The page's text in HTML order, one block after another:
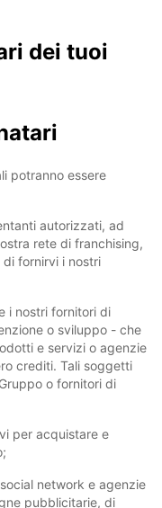
dei tuoi
potranno essere
autorizzati, ad
rete di franchising,
fornirvi i nostri
i nostri fornitori di
o sviluppo - che
e servizi o agenzie
crediti. Tali soggetti
o fornitori di
per acquistare e
network e agenzie
pubblicitarie, di